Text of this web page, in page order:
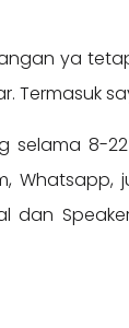
ya
Termasuk
selama 8-
Whatsapp,